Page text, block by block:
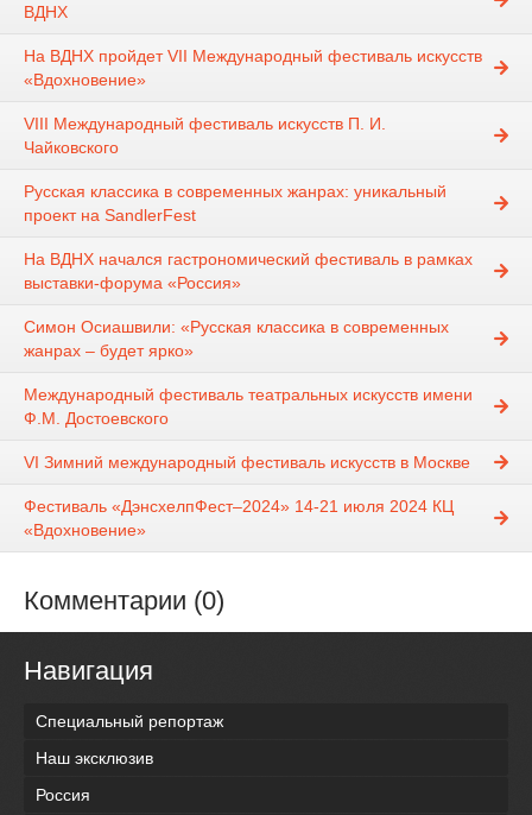
ВДНХ
На ВДНХ пройдет VII Международный фестиваль искусств
«Вдохновение»
VIII Международный фестиваль искусств П. И.
Чайковского
Русская классика в современных жанрах: уникальный
проект на SandlerFest
На ВДНХ начался гастрономический фестиваль в рамках
выставки-форума «Россия»
Симон Осиашвили: «Русская классика в современных
жанрах – будет ярко»
Международный фестиваль театральных искусств имени
Ф.М. Достоевского
VI Зимний международный фестиваль искусств в Москве
Фестиваль «ДэнсхелпФест–2024» 14-21 июля 2024 КЦ
«Вдохновение»
Комментарии (0)
Навигация
Специальный репортаж
Наш эксклюзив
Россия